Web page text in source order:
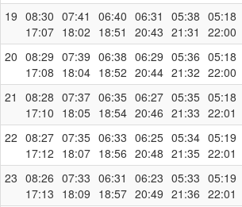
19 08:30
17:07
07:41
18:02
06:40
18:51
06:31
20:43
05:38
21:31
05:18
22:00
20 08:29
17:08
07:39
18:04
06:38
18:52
06:29
20:44
05:36
21:32
05:18
22:00
21
08:28
17:10
07:37
18:05
06:35
18:54
06:27
20:46
05:35
21:33
05:18
22:01
22 08:27
17:12
07:35
18:07
06:33
18:56
06:25
20:48
05:34
21:35
05:19
22:01
23 08:26
17:13
07:33
18:09
06:31
18:57
06:23
20:49
05:33
21:36
05:19
22:01